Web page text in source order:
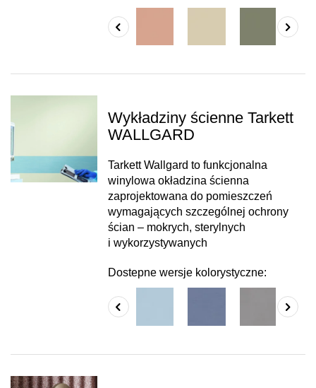
Wykładziny ścienne Tarkett
WALLGARD
Tarkett Wallgard to funkcjonalna
winylowa okładzina ścienna
zaprojektowana do pomieszczeń
wymagających szczególnej ochrony
ścian – mokrych, sterylnych
i wykorzystywanych
Dostepne wersje kolorystyczne: